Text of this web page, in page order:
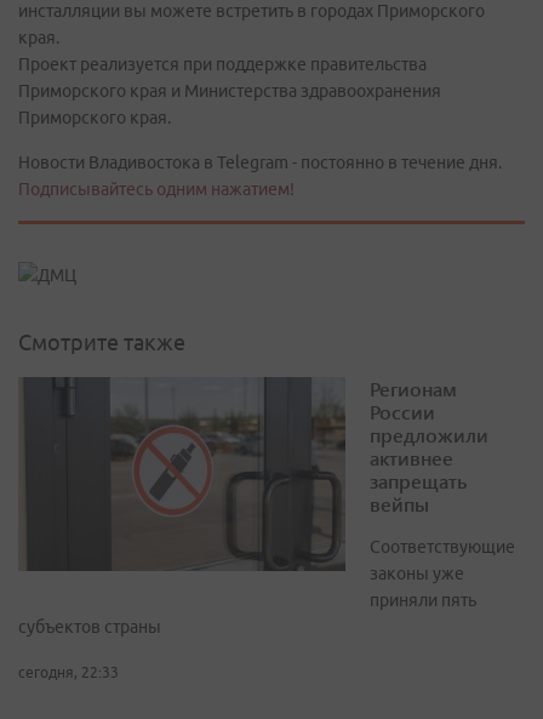
инсталляции вы можете встретить в городах Приморского
края.
Проект реализуется при поддержке правительства
Приморского края и Министерства здравоохранения
Приморского края.
Новости Владивостока в Telegram - постоянно в течение дня.
Подписывайтесь одним нажатием!
Смотрите также
Регионам
России
предложили
активнее
запрещать
вейпы
Соответствующие
законы уже
приняли пять
субъектов страны
сегодня, 22:33